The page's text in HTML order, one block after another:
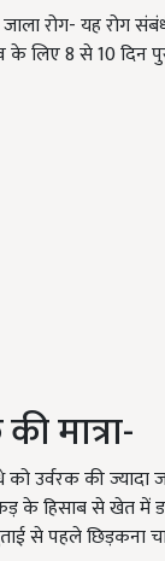
रोग- यह रोग
के लिए 8 से 10 दिन
मात्रा-
उर्वरक की ज्यादा
के हिसाब से खेत में
से पहले छिड़कना